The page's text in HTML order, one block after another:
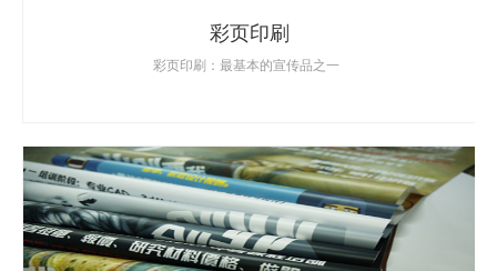
彩页印刷
彩页印刷：最基本的宣传品之一